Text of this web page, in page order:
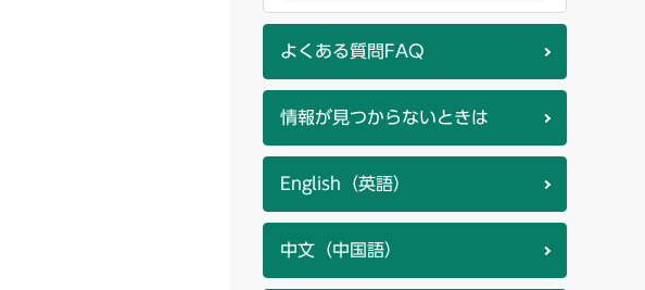
よくある質問FAQ
情報が見つからないときは
English（英語）
中文（中国語）